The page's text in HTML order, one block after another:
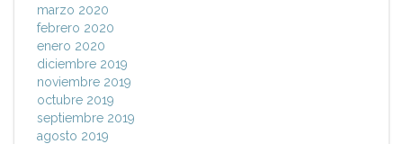
marzo 2020
febrero 2020
enero 2020
diciembre 2019
noviembre 2019
octubre 2019
septiembre 2019
agosto 2019